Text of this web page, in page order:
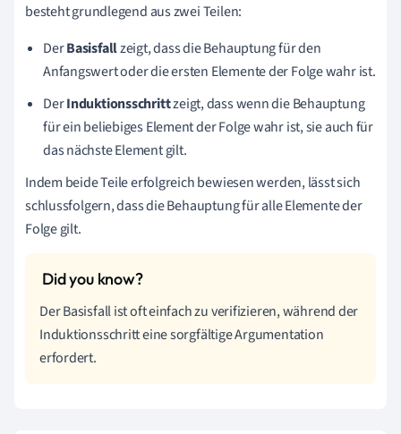
besteht grundlegend aus zwei Teilen:
DerBasisfallzeigt, dass die Behauptung für den
Anfangswert oder die ersten Elemente der Folge wahr ist.
DerInduktionsschrittzeigt, dass wenn die Behauptung
für ein beliebiges Element der Folge wahr ist, sie auch für
das nächste Element gilt.
Indem beide Teile erfolgreich bewiesen werden, lässt sich
schlussfolgern, dass die Behauptung für alle Elemente der
Folge gilt.
Der Basisfall ist oft einfach zu verifizieren, während der
Induktionsschritt eine sorgfältige Argumentation
erfordert.